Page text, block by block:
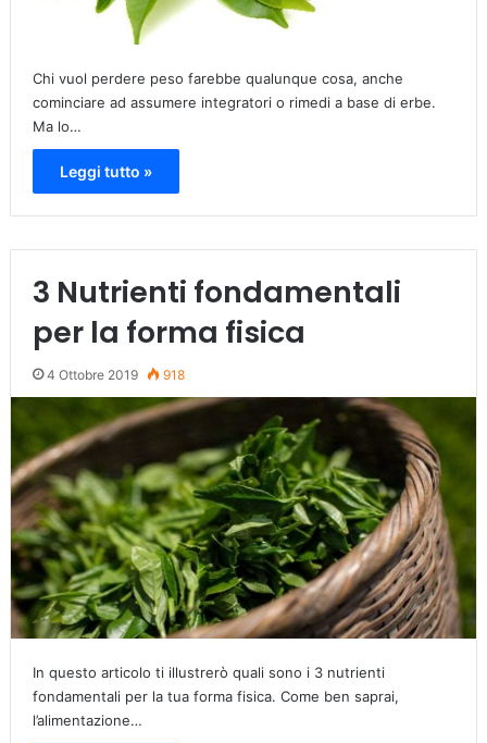
Chi vuol perdere peso farebbe qualunque cosa, anche
cominciare ad assumere integratori o rimedi a base di erbe.
Ma lo…
Leggi tutto »
3 Nutrienti fondamentali
per la forma fisica
4 Ottobre 2019 918
In questo articolo ti illustrerò quali sono i 3 nutrienti
fondamentali per la tua forma fisica. Come ben saprai,
l’alimentazione…